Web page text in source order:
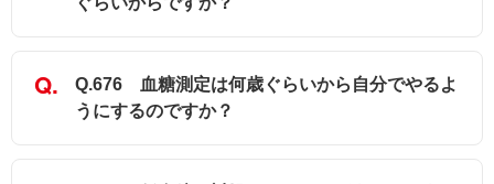
Q.676 血糖測定は何歳ぐらいから自分でやるよ
うにするのですか？